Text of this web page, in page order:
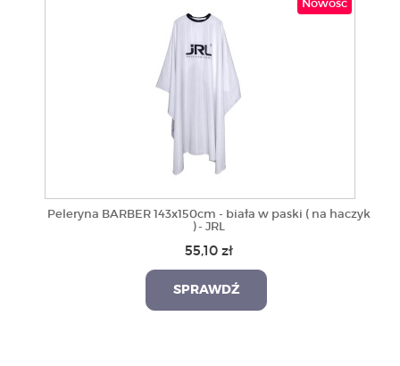
Nowość
Peleryna BARBER 143x150cm - biała w paski ( na haczyk
) - JRL
55,10 zł
SPRAWDŹ